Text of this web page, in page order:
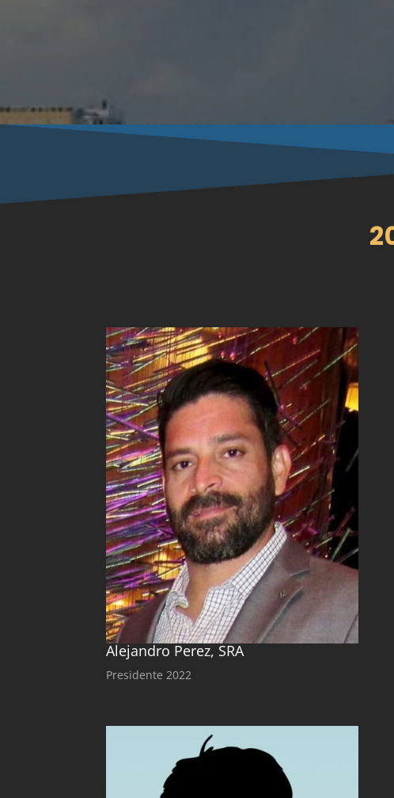
Alejandro Perez, SRA
Presidente 2022